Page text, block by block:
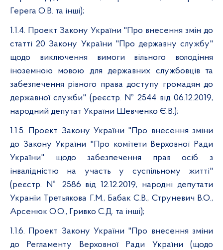
Герега О.В. та інші);
1.1.4. Проект Закону України "Про внесення змін до
статті 20 Закону України "Про державну службу"
щодо виключення вимоги вільного володіння
іноземною мовою для державних службовців та
забезпечення рівного права доступу громадян до
державної служби" (реєстр. № 2544 від 06.12.2019,
народний депутат України Шевченко Є.В.);
1.1.5. Проект Закону України "Про внесення зміни
до Закону України "Про комітети Верховної Ради
України" щодо забезпечення прав осіб з
інвалідністю на участь у суспільному житті"
(реєстр. № 2586 від 12.12.2019, народні депутати
Укранїи Третьякова Г.М., Бабак С.В., Струневич В.О.,
Арсенюк О.О., Гривко С.Д. та інші);
1.1.6. Проект Закону України "Про внесення зміни
до Регламенту Верховної Ради України (щодо